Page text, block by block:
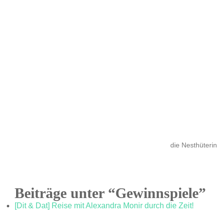
die Nesthüterin
Beiträge unter “Gewinnspiele”
[Dit & Dat] Reise mit Alexandra Monir durch die Zeit!